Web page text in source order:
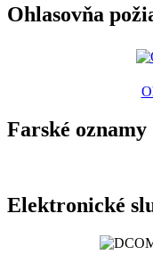
Ohlasovňa
Farské oznamy
Elektronické